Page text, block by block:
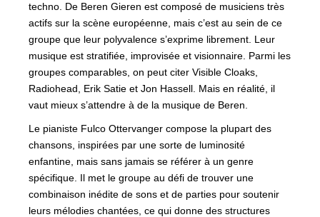
techno. De Beren Gieren est composé de musiciens très
actifs sur la scène européenne, mais c’est au sein de ce
groupe que leur polyvalence s’exprime librement. Leur
musique est stratifiée, improvisée et visionnaire. Parmi les
groupes comparables, on peut citer Visible Cloaks,
Radiohead, Erik Satie et Jon Hassell. Mais en réalité, il
vaut mieux s’attendre à de la musique de Beren.
Le pianiste Fulco Ottervanger compose la plupart des
chansons, inspirées par une sorte de luminosité
enfantine, mais sans jamais se référer à un genre
spécifique. Il met le groupe au défi de trouver une
combinaison inédite de sons et de parties pour soutenir
leurs mélodies chantées, ce qui donne des structures